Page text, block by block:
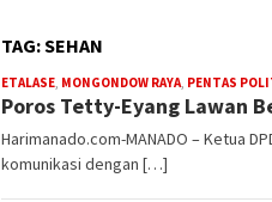
TAG:SEHAN
ETALASE, MONGONDOW RAYA, PENTAS
Poros Tetty-Eyang Lawan
Harimanado.com-MANADO – Ketua
komunikasi dengan […]